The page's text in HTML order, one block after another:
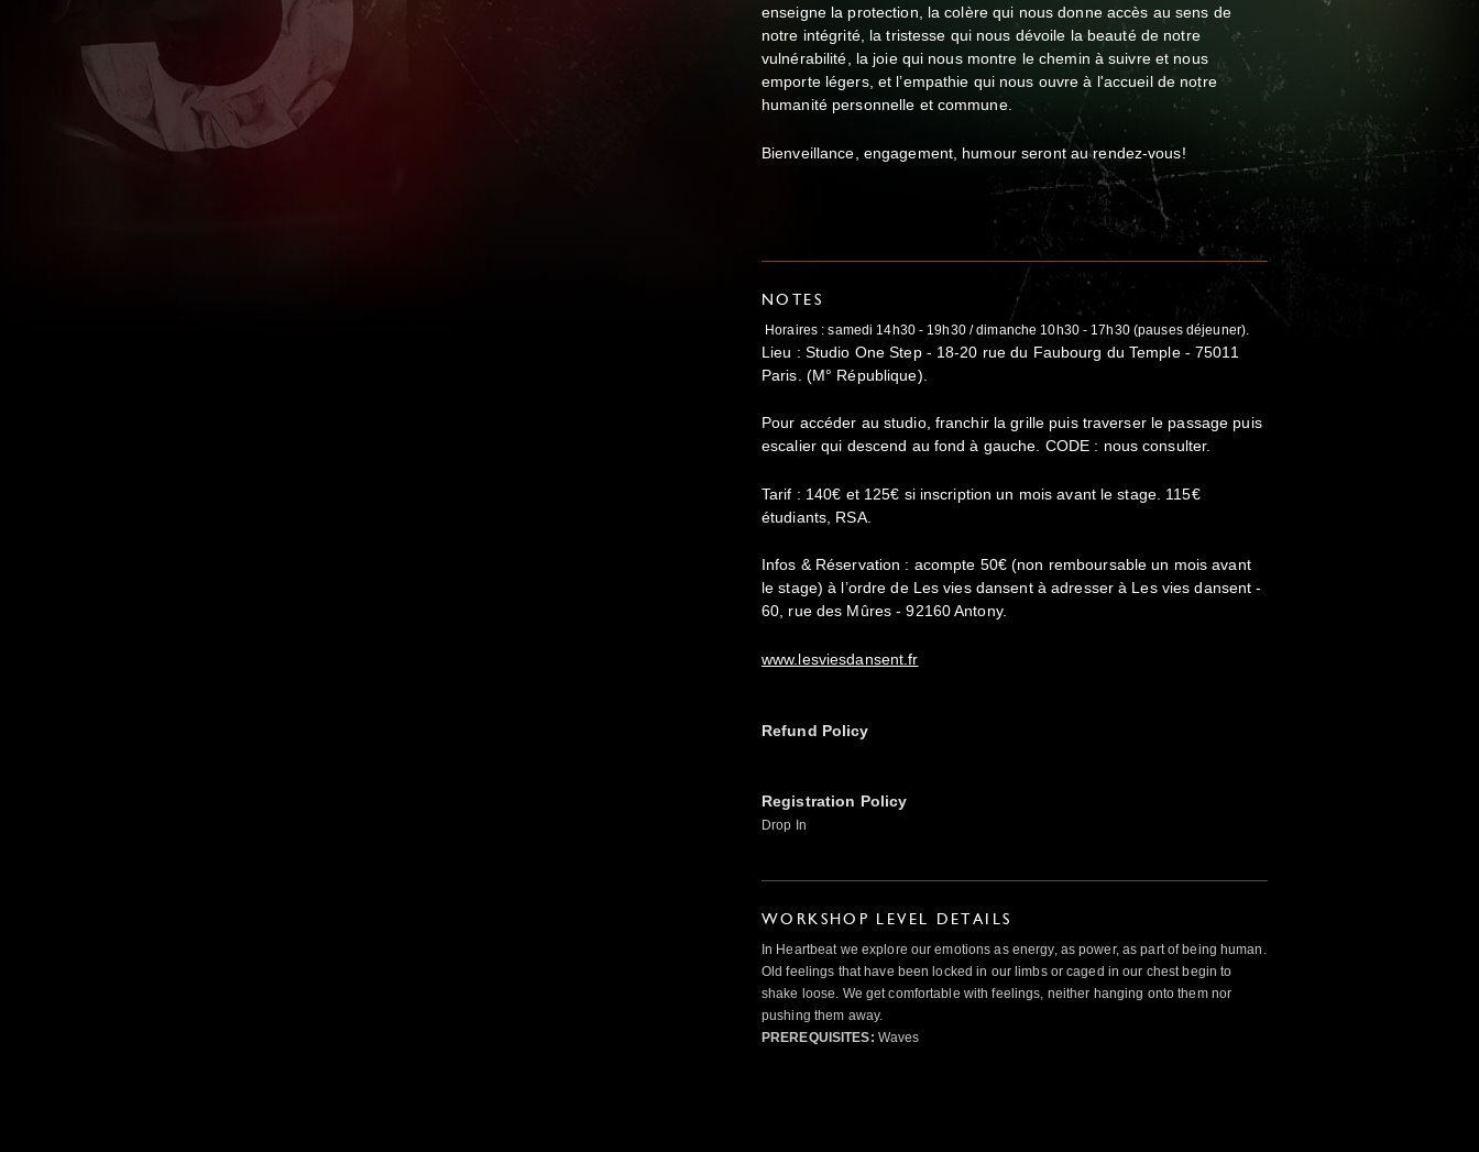
enseigne la protection, la colère qui nous donne accès au sens de
notre intégrité, la tristesse qui nous dévoile la beauté de notre
vulnérabilité, la joie qui nous montre le chemin à suivre et nous
emporte légers, et l’empathie qui nous ouvre à l'accueil de notre
humanité personnelle et commune.
Bienveillance, engagement, humour seront au rendez-vous!
NOTES
Horaires : samedi 14h30 - 19h30 / dimanche 10h30 - 17h30 (pauses déjeuner).
Lieu : Studio One Step - 18-20 rue du Faubourg du Temple - 75011
Paris. (M° République).
Pour accéder au studio, franchir la grille puis traverser le passage puis
escalier qui descend au fond à gauche. CODE : nous consulter.
Tarif : 140€ et 125€ si inscription un mois avant le stage. 115€
étudiants, RSA.
Infos & Réservation : acompte 50€ (non remboursable un mois avant
le stage) à l’ordre de Les vies dansent à adresser à Les vies dansent -
60, rue des Mûres - 92160 Antony.
www.lesviesdansent.fr
Refund Policy
Registration Policy
Drop In
WORKSHOP LEVEL DETAILS
In Heartbeat we explore our emotions as energy, as power, as part of being human.
Old feelings that have been locked in our limbs or caged in our chest begin to
shake loose. We get comfortable with feelings, neither hanging onto them nor
pushing them away.
PREREQUISITES: Waves